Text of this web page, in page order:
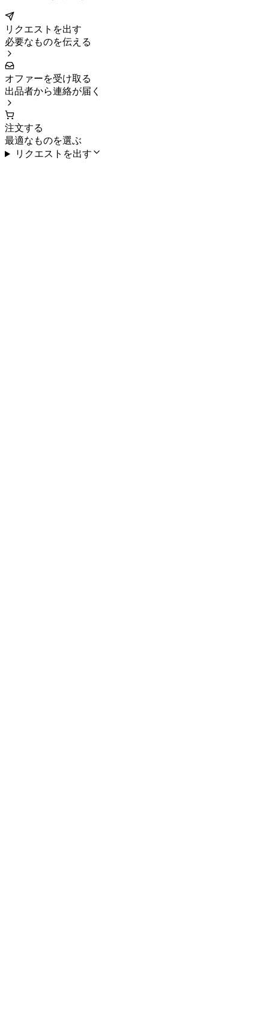
リクエストを出す
必要なものを伝える
オファーを受け取る
出品者から連絡が届く
注文する
最適なものを選ぶ
リクエストを出す